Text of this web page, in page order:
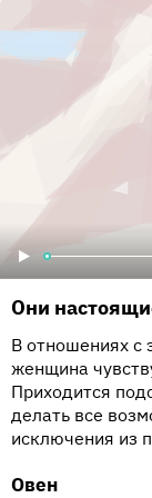
Они
В отношениях с
женщина
Приходится
делать все
исключения из
Овен